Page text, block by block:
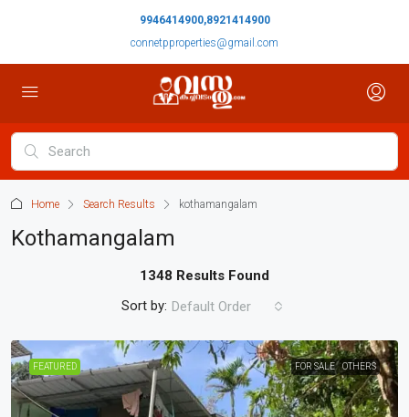
9946414900,8921414900
connetpproperties@gmail.com
Home Search Results kothamangalam
Kothamangalam
1348 Results Found
Sort by: Default Order
FEATURED FOR SALE OTHERS